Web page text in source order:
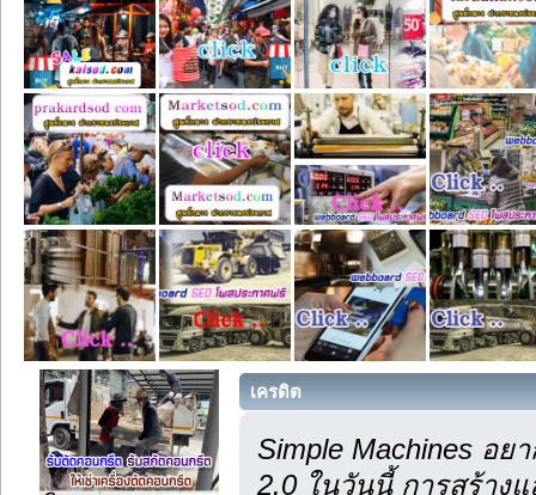
เครดิต
Simple Machines อ
2.0 ในวันนี้ การสร้างแ